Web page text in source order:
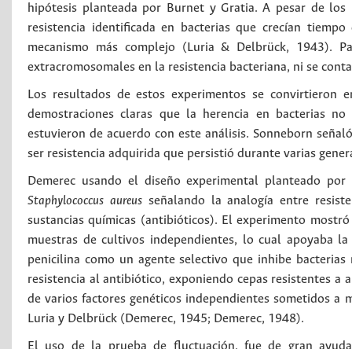
hipótesis planteada por Burnet y Gratia. A pesar de
resistencia identificada en bacterias que crecían
mecanismo más complejo (Luria & Delbrück, 1943).
extracromosomales en la resistencia bacteriana, ni se
Los resultados de estos experimentos se
demostraciones claras que la herencia en bacterias
estuvieron de acuerdo con este análisis. Sonneborn
ser resistencia adquirida que persistió durante varias
Demerec usando el diseño experimental planteado
Staphylococcus aureusseñalando la analogía entre
sustancias químicas (antibióticos). El experimento
muestras de cultivos independientes, lo cual apoyaba
penicilina como un agente selectivo que inhibe
resistencia al antibiótico, exponiendo cepas resistentes
de varios factores genéticos independientes sometidos a
Luria y Delbrück (Demerec, 1945; Demerec, 1948).
El uso de la prueba de fluctuación, fue de gran